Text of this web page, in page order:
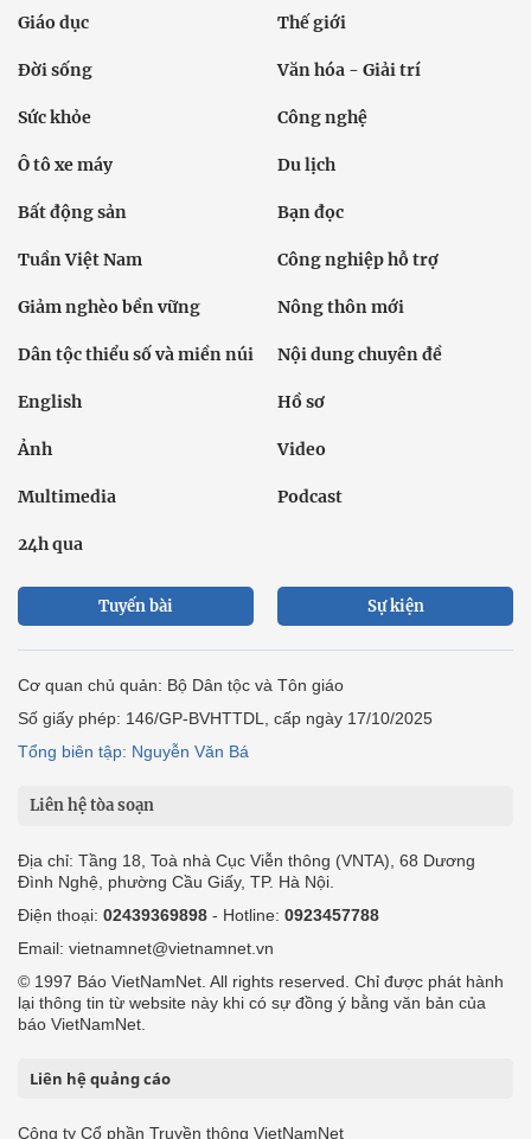
Giáo dục Thế giới
Đời sống Văn hóa - Giải trí
Sức khỏe Công nghệ
Ô tô xe máy Du lịch
Bất động sản Bạn đọc
Tuần Việt Nam Công nghiệp hỗ trợ
Giảm nghèo bền vững Nông thôn mới
Dân tộc thiểu số và miền núi Nội dung chuyên đề
English Hồ sơ
Ảnh Video
Multimedia Podcast
24h qua
Tuyến bài Sự kiện
Cơ quan chủ quản: Bộ Dân tộc và Tôn giáo
Số giấy phép: 146/GP-BVHTTDL, cấp ngày 17/10/2025
Tổng biên tập: Nguyễn Văn Bá
Liên hệ tòa soạn
Địa chỉ: Tầng 18, Toà nhà Cục Viễn thông (VNTA), 68 Dương
Đình Nghệ, phường Cầu Giấy, TP. Hà Nội.
Điện thoại: 02439369898 - Hotline: 0923457788
Email: vietnamnet@vietnamnet.vn
© 1997 Báo VietNamNet. All rights reserved. Chỉ được phát hành
lại thông tin từ website này khi có sự đồng ý bằng văn bản của
báo VietNamNet.
Liên hệ quảng cáo
Công ty Cổ phần Truyền thông VietNamNet